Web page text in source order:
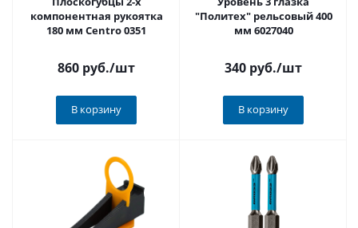
компонентная рукоятка
180 мм Centro 0351
860 руб./шт
В корзину
"Политех" рельсовый 400
мм 6027040
340 руб./шт
В корзину